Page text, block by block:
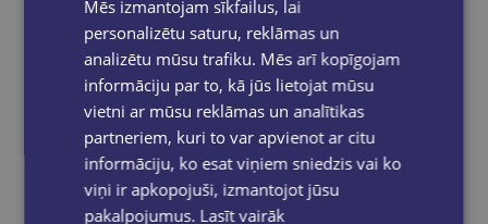
Oxford Reading Club 6 months' access
€21.30
Mēs izmantojam sīkfailus, lai
personalizētu saturu, reklāmas un
analizētu mūsu trafiku. Mēs arī kopīgojam
informāciju par to, kā jūs lietojat mūsu
vietni ar mūsu reklāmas un analītikas
partneriem, kuri to var apvienot ar citu
informāciju, ko esat viņiem sniedzis vai ko
viņi ir apkopojuši, izmantojot jūsu
pakalpojumus. Lasīt vairāk